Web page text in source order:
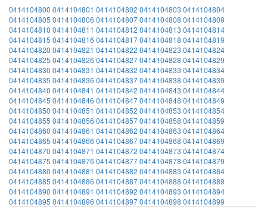
0414104800 0414104801 0414104802 0414104803 0414104804
0414104805 0414104806 04141048070414104808 0414104809
0414104810 0414104811 0414104812 0414104813 0414104814
0414104815 0414104816 04141048170414104818 0414104819
0414104820 0414104821 0414104822 0414104823 0414104824
0414104825 0414104826 04141048270414104828 0414104829
0414104830 0414104831 0414104832 0414104833 0414104834
0414104835 0414104836 04141048370414104838 0414104839
0414104840 0414104841 0414104842 0414104843 0414104844
0414104845 0414104846 04141048470414104848 0414104849
0414104850 0414104851 0414104852 0414104853 0414104854
0414104855 0414104856 04141048570414104858 0414104859
0414104860 0414104861 0414104862 0414104863 0414104864
0414104865 0414104866 04141048670414104868 0414104869
0414104870 0414104871 0414104872 0414104873 0414104874
0414104875 0414104876 04141048770414104878 0414104879
0414104880 0414104881 0414104882 0414104883 0414104884
0414104885 0414104886 04141048870414104888 0414104889
0414104890 0414104891 0414104892 0414104893 0414104894
0414104895 0414104896 04141048970414104898 0414104899